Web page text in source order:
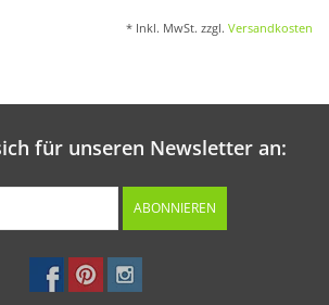
* Inkl. MwSt. zzgl. Versandkosten
für unseren Newsletter an:
ABONNIEREN